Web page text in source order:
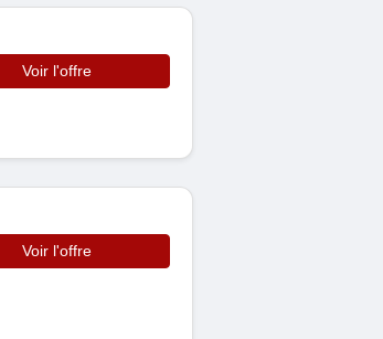
Voir l'offre
Voir l'offre